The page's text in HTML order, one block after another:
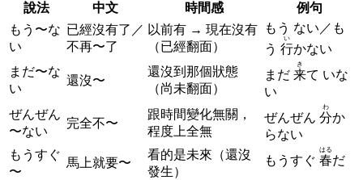
說法 中文 時間感
例句
もう〜な
い
已經沒有了／
不再〜了
以前有 → 現在沒有
（已經翻面）
もう ない／も
う 行
い
かない
まだ〜な
い
還沒〜
還沒到那個狀態
（尚未翻面）
まだ 来
き
て いな
い
ぜんぜん
〜ない
完全不〜
跟時間變化無關，
程度上全無
ぜんぜん 分
わ
か
らない
もうすぐ
〜
馬上就要〜
看的是未來（還沒
發生）
もうすぐ 春
はる
だ